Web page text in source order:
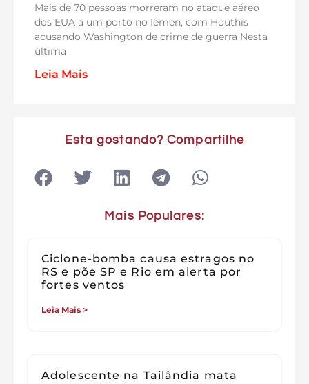
Mais de 70 pessoas morreram no ataque aéreo
dos EUA a um porto no Iêmen, com Houthis
acusando Washington de crime de guerra Nesta
última
Leia Mais
Esta gostando? Compartilhe
Mais Populares:
Ciclone-bomba causa estragos no
RS e põe SP e Rio em alerta por
fortes ventos
Leia Mais >
Adolescente na Tailândia mata